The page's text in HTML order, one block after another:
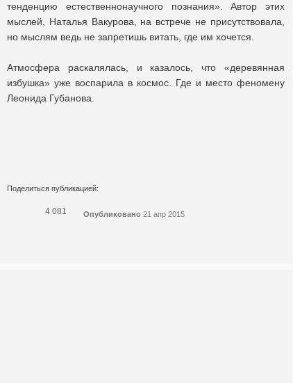
тенденцию естественнонаучного познания». Автор этих
мыслей, Наталья Вакурова, на встрече не присутствовала,
но мыслям ведь не запретишь витать, где им хочется.
Атмосфера раскалялась, и казалось, что «деревянная
избушка» уже воспарила в космос. Где и место феномену
Леонида Губанова.
Поделиться публикацией:
4 081 Опубликовано 21 апр 2015